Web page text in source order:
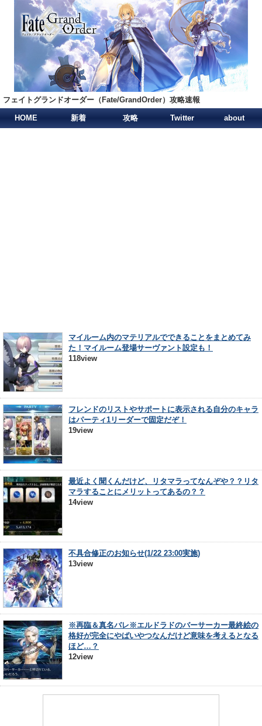
フェイトグランドオーダー（Fate/GrandOrder）攻略速報
HOME 新着 攻略 Twitter about
マイルーム内のマテリアルでできることをまとめてみ
た！マイルーム登場サーヴァント設定も！
118view
フレンドのリストやサポートに表示される自分のキャラ
はパーティ1リーダーで固定だぞ！
19view
最近よく聞くんだけど、リタマラってなんぞや？？リタ
マラすることにメリットってあるの？？
14view
不具合修正のお知らせ(1/22 23:00実施)
13view
※再臨＆真名バレ※エルドラドのバーサーカー最終絵の
格好が完全にやばいやつなんだけど意味を考えるとなる
ほど…？
12view